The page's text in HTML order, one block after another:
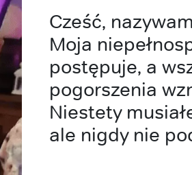
Cześć,
Moja
postępuje, a
pogorszenia
Niestety
ale nigdy nie